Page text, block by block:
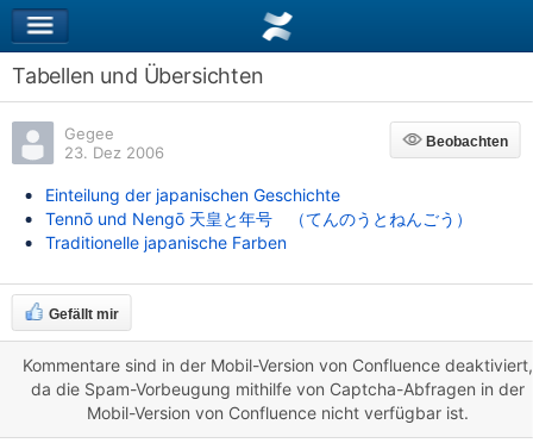
Tabellen und Übersichten
Gegee
23. Dez 2006
Beobachten
Beobachten
Einteilung der japanischen Geschichte
Tennō und Nengō 天皇と年号 （てんのうとねんごう）
Traditionelle japanische Farben
Gefällt mir
Kommentare sind in der Mobil-Version von Confluence deaktiviert,
da die Spam-Vorbeugung mithilfe von Captcha-Abfragen in der
Mobil-Version von Confluence nicht verfügbar ist.